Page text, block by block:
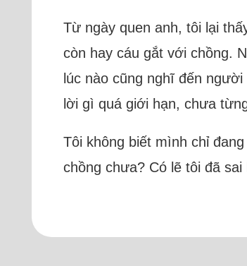
Từ ngày quen anh, tôi lại
còn hay cáu gắt với chồng.
lúc nào cũng nghĩ đến
lời gì quá giới hạn, chưa
Tôi không biết mình chỉ
chồng chưa? Có lẽ tôi đã